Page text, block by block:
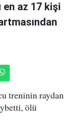
en az 17 kişi
treninin raydan
ölü